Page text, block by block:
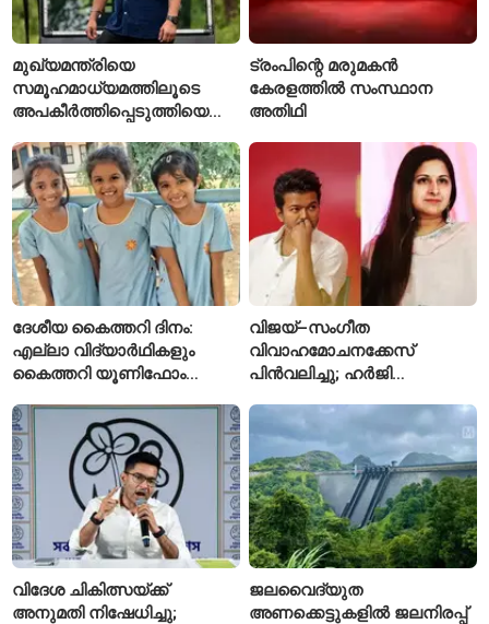
മുഖ്യമന്ത്രിയെ
സമൂഹമാധ്യമത്തിലൂടെ
അപകീർത്തിപ്പെടുത്തിയെന്ന്
ആയങ്കിക്കെതിരെ പുതിയ
കേസ്
ട്രംപിന്റെ മരുമകൻ
കേരളത്തിൽ സംസ്ഥാന
അതിഥി
ദേശീയ കൈത്തറി ദിനം:
എല്ലാ വിദ്യാർഥികളും
കൈത്തറി യൂണിഫോം
സ്കൂൾ വേറിട്ട മാതൃക
വിജയ്–സംഗീത
വിവാഹമോചനക്കേസ്
പിൻവലിച്ചു; ഹർജി
അവസാനിപ്പിച്ച് കോടതി
വിദേശ ചികിത്സയ്ക്ക്
അനുമതി നിഷേധിച്ചു;
ജലവൈദ്യുത
അണക്കെട്ടുകളിൽ ജലനിരപ്പ്